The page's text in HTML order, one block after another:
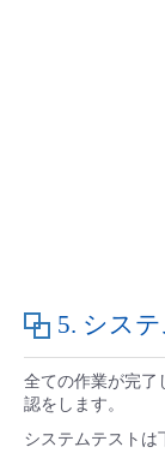
5. シス
全ての作業が完了
認をします。
システムテストは